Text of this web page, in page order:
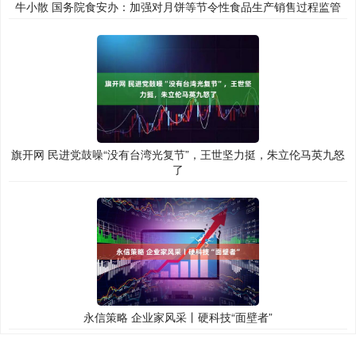
牛小散 国务院食安办：加强对月饼等节令性食品生产销售过程监管
旗开网 民进党鼓噪“没有台湾光复节”，王世坚力挺，朱立伦马英九怒
了
永信策略 企业家风采丨硬科技“面壁者”